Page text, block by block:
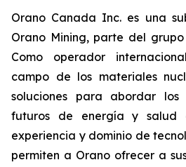
Orano Canada Inc. es una
Orano Mining, parte del
Como operador
campo de los materiales
soluciones para abordar
futuros de energía y salud
experiencia y dominio de
permiten a Orano ofrecer a